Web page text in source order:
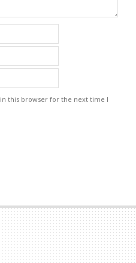
this browser for the next time I